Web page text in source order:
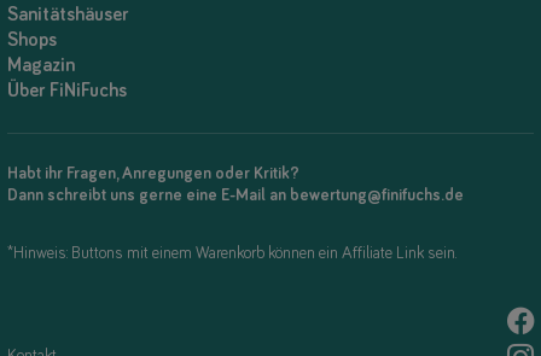
Sanitätshäuser
Shops
Magazin
Über FiNiFuchs
Habt ihr Fragen, Anregungen oder Kritik?
Dann schreibt uns gerne eine E-Mail an bewertung@finifuchs.de
*Hinweis: Buttons mit einem Warenkorb können ein Affiliate Link sein.